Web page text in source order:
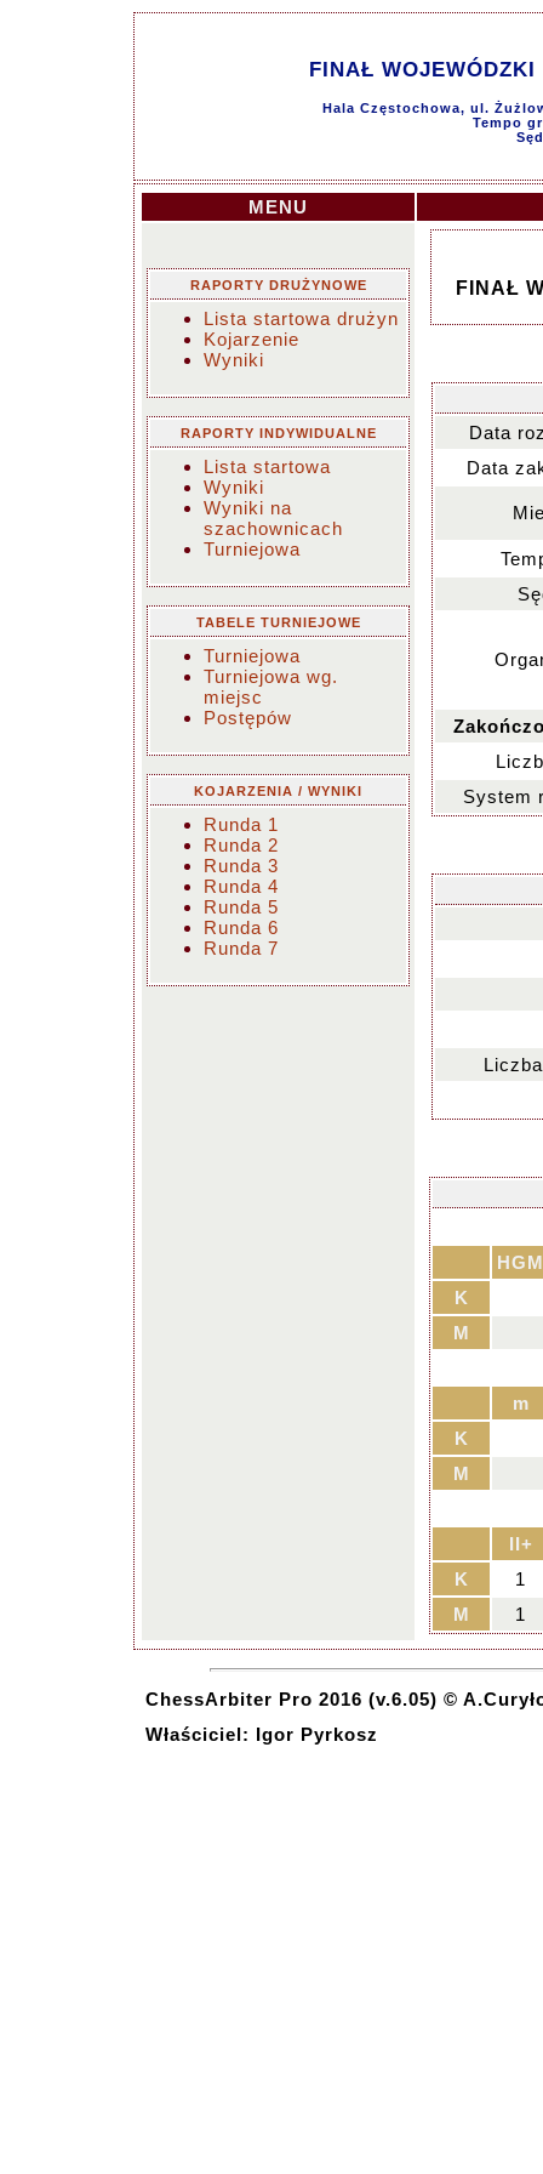
FINAŁ
Hala Częstochowa, ul.
Tempo
MENU
RAPORTY DRUŻYNOWE
Lista startowa drużyn
Kojarzenie
Wyniki
RAPORTY INDYWIDUALNE
Lista startowa
Wyniki
Wyniki na
szachownicach
Turniejowa
TABELE TURNIEJOWE
Turniejowa
Turniejowa wg.
miejsc
Postępów
KOJARZENIA / WYNIKI
Runda 1
Runda 2
Runda 3
Runda 4
Runda 5
Runda 6
Runda 7
FINAŁ
Data
Data
System
HGM
K
M
m
K
M
II+
K
1
M
1
ChessArbiter Pro 2016 (v.6.05) ©
Właściciel: Igor Pyrkosz